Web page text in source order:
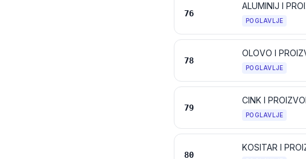
76
ALUMINIJ I
POGLAVLJE
78
OLOVO I
POGLAVLJE
79
CINK I
POGLAVLJE
80
KOSITAR I